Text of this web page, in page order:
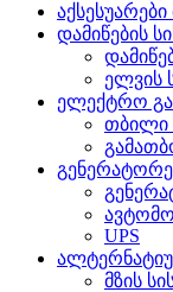
დამიწების
ელვის
ელექტრო
თბილი
UPS
მზის